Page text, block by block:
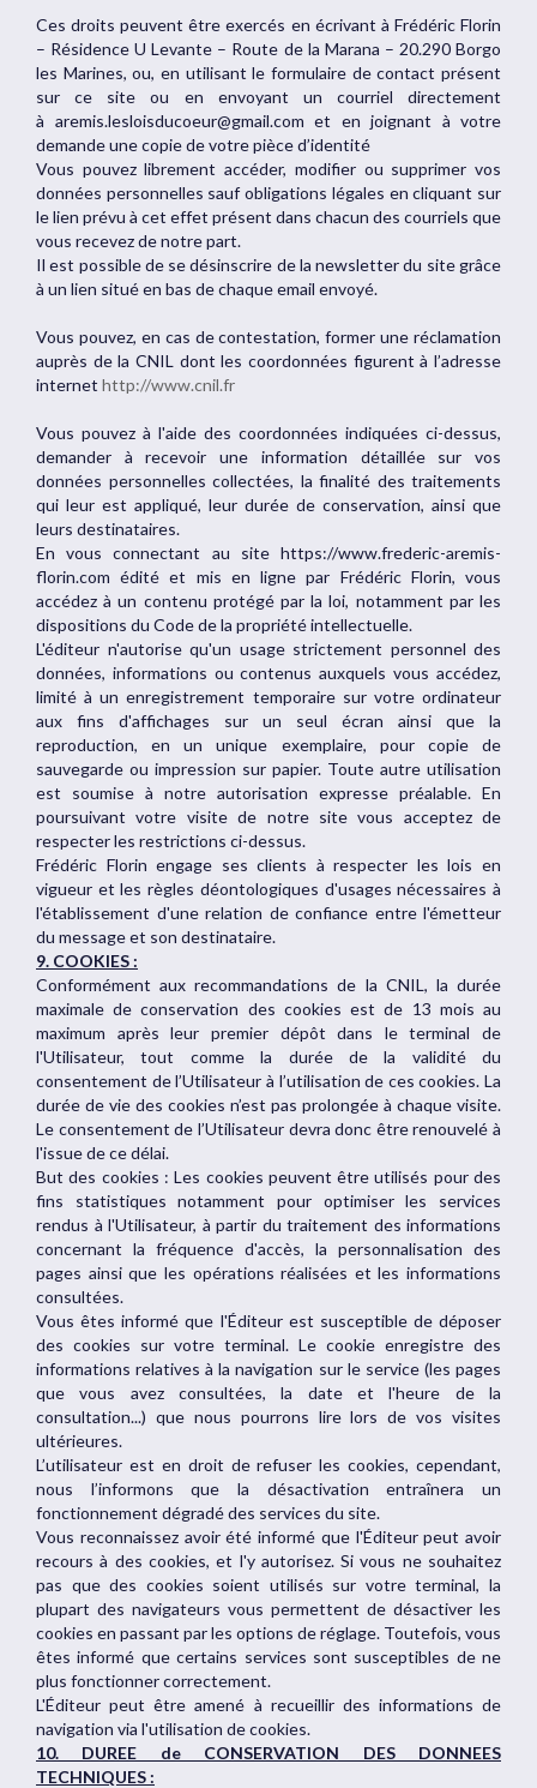
Ces droits peuvent être exercés en écrivant à Frédéric Florin
– Résidence U Levante – Route de la Marana – 20.290 Borgo
les Marines, ou, en utilisant le formulaire de contact présent
sur ce site ou en envoyant un courriel directement
à aremis.lesloisducoeur@gmail.com et en joignant à votre
demande une copie de votre pièce d’identité
Vous pouvez librement accéder, modifier ou supprimer vos
données personnelles sauf obligations légales en cliquant sur
le lien prévu à cet effet présent dans chacun des courriels que
vous recevez de notre part.
Il est possible de se désinscrire de la newsletter du site grâce
à un lien situé en bas de chaque email envoyé.
Vous pouvez, en cas de contestation, former une réclamation
auprès de la CNIL dont les coordonnées figurent à l’adresse
internet http://www.cnil.fr
Vous pouvez à l'aide des coordonnées indiquées ci-dessus,
demander à recevoir une information détaillée sur vos
données personnelles collectées, la finalité des traitements
qui leur est appliqué, leur durée de conservation, ainsi que
leurs destinataires.
En vous connectant au site https://www.frederic-aremis-
florin.com édité et mis en ligne par Frédéric Florin, vous
accédez à un contenu protégé par la loi, notamment par les
dispositions du Code de la propriété intellectuelle.
L'éditeur n'autorise qu'un usage strictement personnel des
données, informations ou contenus auxquels vous accédez,
limité à un enregistrement temporaire sur votre ordinateur
aux fins d'affichages sur un seul écran ainsi que la
reproduction, en un unique exemplaire, pour copie de
sauvegarde ou impression sur papier. Toute autre utilisation
est soumise à notre autorisation expresse préalable. En
poursuivant votre visite de notre site vous acceptez de
respecter les restrictions ci-dessus.
Frédéric Florin engage ses clients à respecter les lois en
vigueur et les règles déontologiques d'usages nécessaires à
l'établissement d'une relation de confiance entre l'émetteur
du message et son destinataire.
9. COOKIES :
Conformément aux recommandations de la CNIL, la durée
maximale de conservation des cookies est de 13 mois au
maximum après leur premier dépôt dans le terminal de
l'Utilisateur, tout comme la durée de la validité du
consentement de l’Utilisateur à l’utilisation de ces cookies. La
durée de vie des cookies n’est pas prolongée à chaque visite.
Le consentement de l’Utilisateur devra donc être renouvelé à
l'issue de ce délai.
But des cookies : Les cookies peuvent être utilisés pour des
fins statistiques notamment pour optimiser les services
rendus à l'Utilisateur, à partir du traitement des informations
concernant la fréquence d'accès, la personnalisation des
pages ainsi que les opérations réalisées et les informations
consultées.
Vous êtes informé que l'Éditeur est susceptible de déposer
des cookies sur votre terminal. Le cookie enregistre des
informations relatives à la navigation sur le service (les pages
que vous avez consultées, la date et l'heure de la
consultation...) que nous pourrons lire lors de vos visites
ultérieures.
L’utilisateur est en droit de refuser les cookies, cependant,
nous l’informons que la désactivation entraînera un
fonctionnement dégradé des services du site.
Vous reconnaissez avoir été informé que l'Éditeur peut avoir
recours à des cookies, et l'y autorisez. Si vous ne souhaitez
pas que des cookies soient utilisés sur votre terminal, la
plupart des navigateurs vous permettent de désactiver les
cookies en passant par les options de réglage. Toutefois, vous
êtes informé que certains services sont susceptibles de ne
plus fonctionner correctement.
L'Éditeur peut être amené à recueillir des informations de
navigation via l'utilisation de cookies.
10. DUREE de CONSERVATION DES DONNEES
TECHNIQUES :